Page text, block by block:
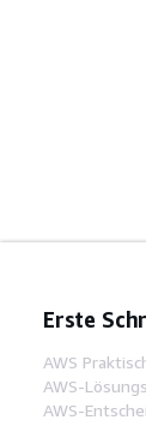
Erste
AWS
AWS-
AWS-